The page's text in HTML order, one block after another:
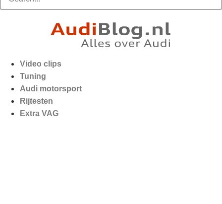
Video clips
Tuning
Audi motorsport
Rijtesten
Extra VAG